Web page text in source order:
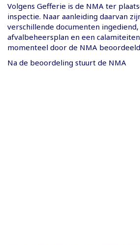
Volgens Gefferie is de NMA ter
inspectie. Naar aanleiding daarvan
verschillende documenten
afvalbeheersplan en een
momenteel door de NMA
Na de beoordeling stuurt de NMA